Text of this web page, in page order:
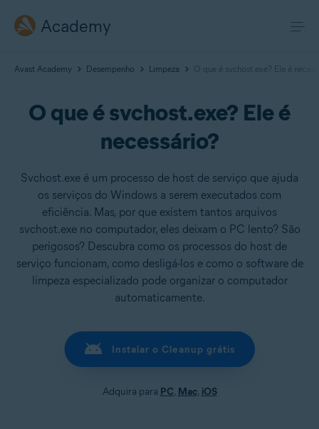
Academy
Avast Academy Desempenho Limpeza O que é svchost.exe? Ele é
O que é svchost.exe? Ele é
necessário?
Svchost.exe é um processo de host de serviço que ajuda
os serviços do Windows a serem executados com
eficiência. Mas, por que existem tantos arquivos
svchost.exe no computador, eles deixam o PC lento? São
perigosos? Descubra como os processos do host de
serviço funcionam, como desligá-los e como o software de
limpeza especializado pode organizar o computador
automaticamente.
Instalar o Cleanup grátis
Adquira para PC, Mac, iOS